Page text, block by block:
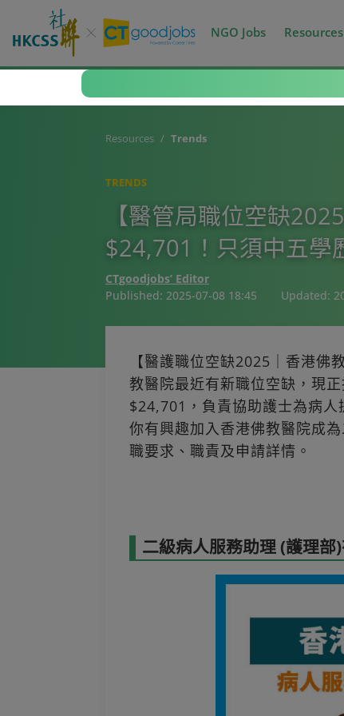
NGO Jobs Resources
Resources Trends
TRENDS
【醫管局職位空缺
$24,701！只須中五學
CTgoodjobs’ Editor
Published: 2025-07-08 18:45 Updated:
【醫護職位空缺2025｜香港佛
教醫院最近有新職位空缺，現
$24,701，負責協助護士為病
你有興趣加入香港佛教醫院成
職要求、職責及申請詳情。
二級病人服務助理 (護理部